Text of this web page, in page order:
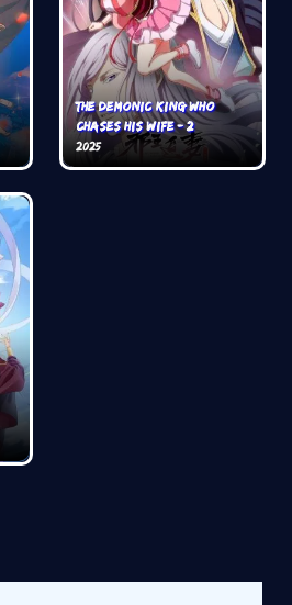
The Demonic King Who
Chases His Wife - 2
2025